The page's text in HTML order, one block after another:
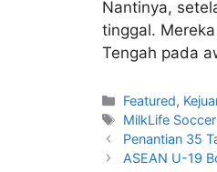
Nantinya,
tinggal.
Tengah pada
Featured,
MilkLife
Penantian 35
ASEAN U-19